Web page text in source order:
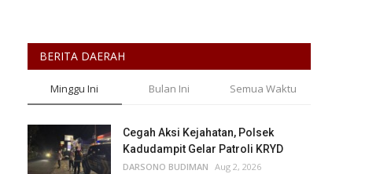
BERITA DAERAH
Minggu Ini Bulan Ini Semua Waktu
Cegah Aksi Kejahatan, Polsek
Kadudampit Gelar Patroli KRYD
DARSONO BUDIMAN Aug 2, 2026